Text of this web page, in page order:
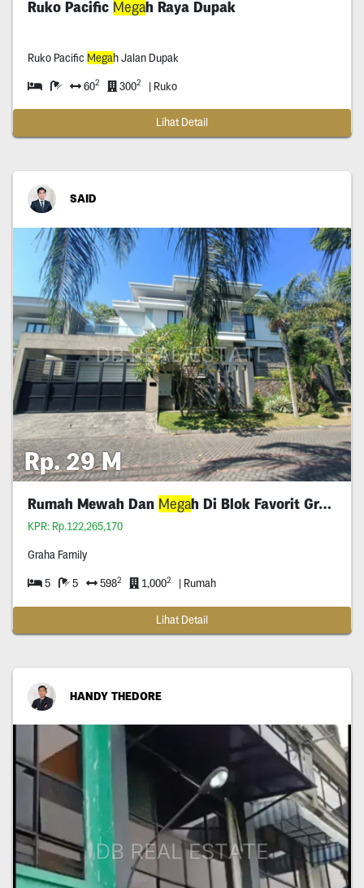
Ruko Pacific Megah Raya Dupak
Ruko Pacific Megah Jalan Dupak
602 3002 | Ruko
Lihat Detail
SAID
Rp. 29 M
Rumah Mewah Dan Megah Di Blok Favorit Graha Family
KPR: Rp.122,265,170
Graha Family
5 5 5982 1,0002 | Rumah
Lihat Detail
HANDY THEDORE